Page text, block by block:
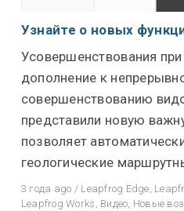
Узнайте о новых
Усовершенствования
дополнение к
совершенствованию
представили новую
позволяет
геологические
3 года ago / Leapfrog Edge
Leapfrog Works Видео Новые